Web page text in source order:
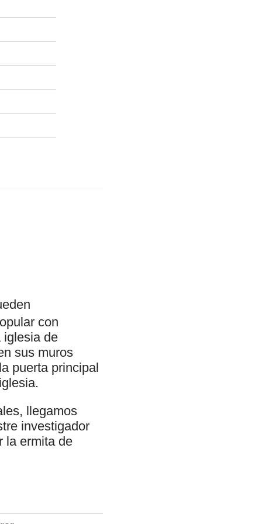
con
iglesia de
sus muros
puerta principal
llegamos
investigador
la ermita de